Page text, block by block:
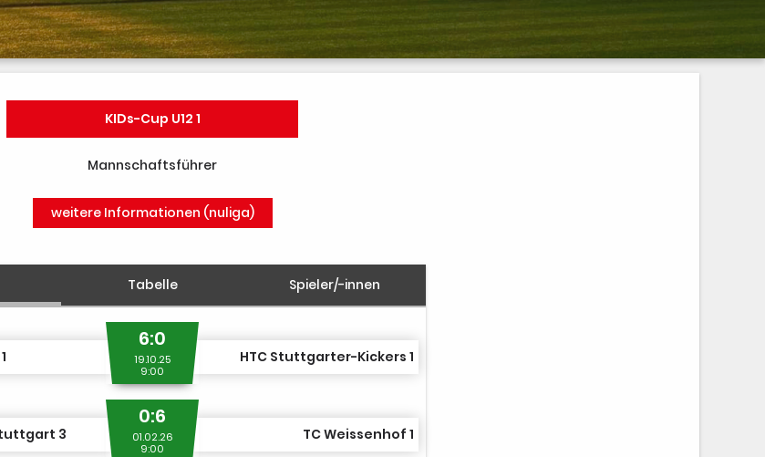
KIDs-Cup U12 1
Mannschaftsführer
weitere Informationen (nuliga)
Tabelle Spieler/-innen
6:0
19.10.25
9:00
HTC Stuttgarter-Kickers 1
3
0:6
01.02.26
9:00
TC Weissenhof 1